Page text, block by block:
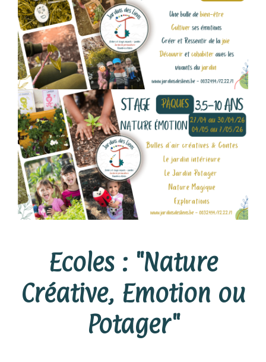
Ecoles : "Nature
Créative, Emotion ou
Potager"